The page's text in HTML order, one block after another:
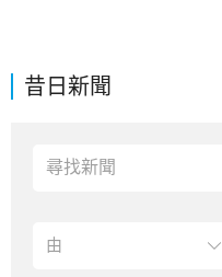
昔日新聞